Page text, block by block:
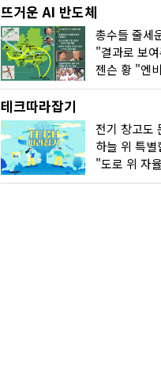
뜨거운 AI 반도체
테크따라잡기